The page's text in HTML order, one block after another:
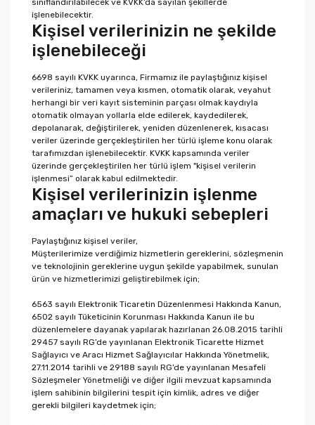
sınıflandırılabilecek ve KVKK’da sayılan şekillerde
işlenebilecektir.
Kişisel verilerinizin ne şekilde
işlenebileceği
6698 sayılı KVKK uyarınca, Firmamız ile paylaştığınız kişisel
verileriniz, tamamen veya kısmen, otomatik olarak, veyahut
herhangi bir veri kayıt sisteminin parçası olmak kaydıyla
otomatik olmayan yollarla elde edilerek, kaydedilerek,
depolanarak, değiştirilerek, yeniden düzenlenerek, kısacası
veriler üzerinde gerçekleştirilen her türlü işleme konu olarak
tarafımızdan işlenebilecektir. KVKK kapsamında veriler
üzerinde gerçekleştirilen her türlü işlem "kişisel verilerin
işlenmesi” olarak kabul edilmektedir.
Kişisel verilerinizin işlenme
amaçları ve hukuki sebepleri
Paylaştığınız kişisel veriler,
Müşterilerimize verdiğimiz hizmetlerin gereklerini, sözleşmenin
ve teknolojinin gereklerine uygun şekilde yapabilmek, sunulan
ürün ve hizmetlerimizi geliştirebilmek için;
6563 sayılı Elektronik Ticaretin Düzenlenmesi Hakkında Kanun,
6502 sayılı Tüketicinin Korunması Hakkında Kanun ile bu
düzenlemelere dayanak yapılarak hazırlanan 26.08.2015 tarihli
29457 sayılı RG’de yayınlanan Elektronik Ticarette Hizmet
Sağlayıcı ve Aracı Hizmet Sağlayıcılar Hakkında Yönetmelik,
27.11.2014 tarihli ve 29188 sayılı RG’de yayınlanan Mesafeli
Sözleşmeler Yönetmeliği ve diğer ilgili mevzuat kapsamında
işlem sahibinin bilgilerini tespit için kimlik, adres ve diğer
gerekli bilgileri kaydetmek için;